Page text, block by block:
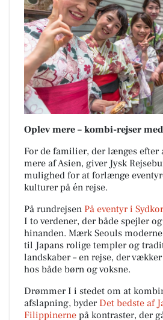
Oplev mere – kombi-rejser
For de familier, der længes efter
mere af Asien, giver Jysk
mulighed for at forlænge
kulturer på én rejse.
På rundrejsen På eventyr i
I to verdener, der både spejler
hinanden. Mærk Seouls
til Japans rolige templer og
landskaber – en rejse, der
hos både børn og voksne.
Drømmer I i stedet om at
afslapning, byder Det bedste af
Filippinerne på kontraster, der